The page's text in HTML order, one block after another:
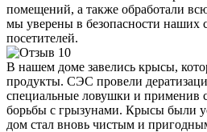
помещений, а также обработали
мы уверены в безопасности наших
посетителей.
В нашем доме завелись крысы,
продукты. СЭС провели
специальные ловушки и применив
борьбы с грызунами. Крысы были
дом стал вновь чистым и